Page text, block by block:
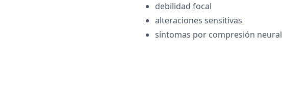
debilidad focal
alteraciones sensitivas
síntomas por compresión neural